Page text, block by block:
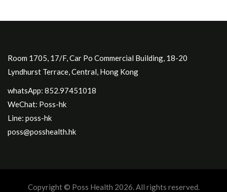
Room 1705, 17/F, Car Po Commercial Building, 18-20
Lyndhurst Terrace, Central, Hong Kong
whatsApp: 852.97451018
WeChat: Poss-hk
Line: poss-hk
poss@posshealth.hk
Copyright © Poss Health 2026. All rights reserved.